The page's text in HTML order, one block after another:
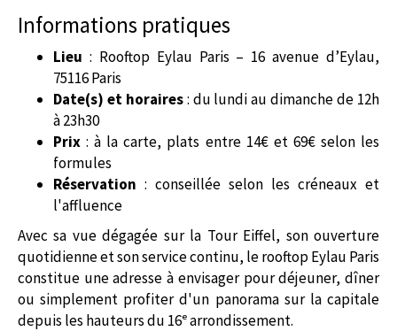
Informations pratiques
Lieu : Rooftop Eylau Paris – 16 avenue d’Eylau,
75116 Paris
Date(s) et horaires: du lundi au dimanche de 12h
à 23h30
Prix : à la carte, plats entre 14€ et 69€ selon les
formules
Réservation : conseillée selon les créneaux et
l'affluence
Avec sa vue dégagée sur la Tour Eiffel, son ouverture
quotidienne et son service continu, le rooftop Eylau Paris
constitue une adresse à envisager pour déjeuner, dîner
ou simplement profiter d'un panorama sur la capitale
depuis les hauteurs du 16ᵉ arrondissement.